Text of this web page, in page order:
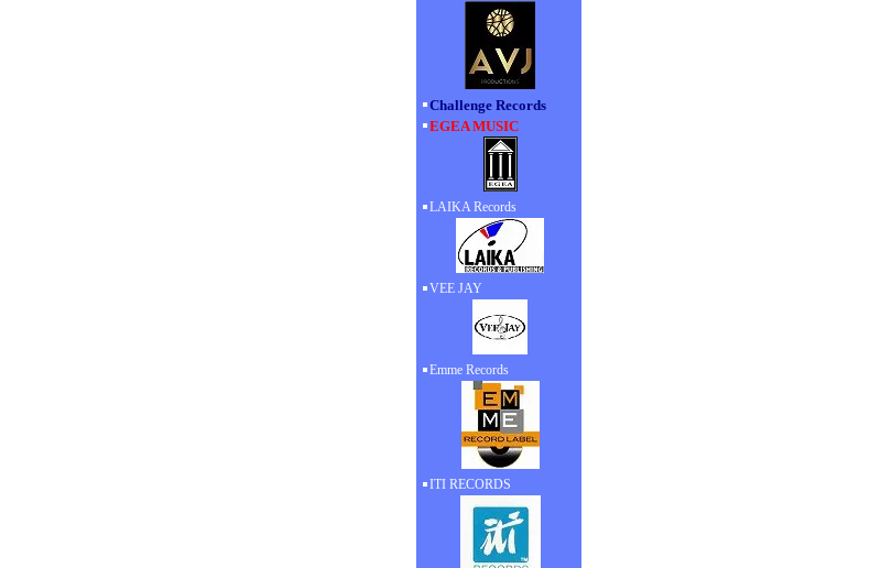
Challenge Records
EGEA MUSIC
LAIKA Records
VEE JAY
Emme Records
ITI RECORDS